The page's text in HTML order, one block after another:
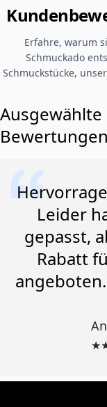
Erfahre, warum
Schmuckado
Schmuckstücke,
Ausgewählte
Bewertungen
Leider
gepasst,
Rabatt